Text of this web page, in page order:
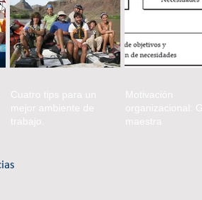
Cuatro tips para un
mejor ambiente de
trabajo.
Motivación
organizacional:
maestra